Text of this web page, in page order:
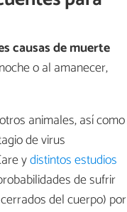
causas de muerte
o al amanecer,
animales, así como
de virus
ydistintos estudios
de sufrir
del cuerpo) por